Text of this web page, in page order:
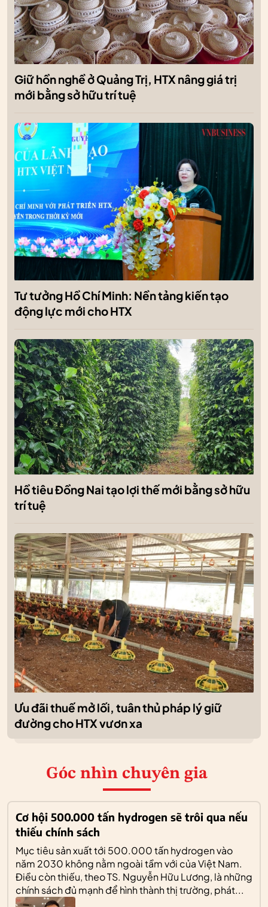
Giữ hồn nghề ở Quảng Trị, HTX nâng giá trị
mới bằng sở hữu trí tuệ
Tư tưởng Hồ Chí Minh: Nền tảng kiến tạo
động lực mới cho HTX
Hồ tiêu Đồng Nai tạo lợi thế mới bằng sở hữu
trí tuệ
Ưu đãi thuế mở lối, tuân thủ pháp lý giữ
đường cho HTX vươn xa
Góc nhìn chuyên gia
Cơ hội 500.000 tấn hydrogen sẽ trôi qua nếu
thiếu chính sách
Mục tiêu sản xuất tới 500.000 tấn hydrogen vào
năm 2030 không nằm ngoài tầm với của Việt Nam.
Điều còn thiếu, theo TS. Nguyễn Hữu Lương, là những
chính sách đủ mạnh để hình thành thị trường, phát...